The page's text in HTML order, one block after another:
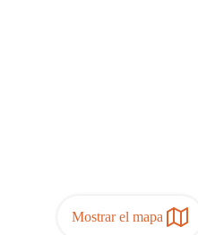
Mostrar el mapa